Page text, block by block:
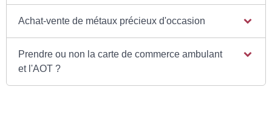
Achat-vente de métaux précieux d'occasion
Prendre ou non la carte de commerce ambulant
et l'AOT ?